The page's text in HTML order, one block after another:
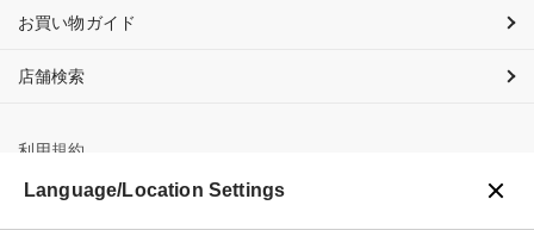
お買い物ガイド
店舗検索
利用規約
プライバシーポリシー
Language/Location Settings